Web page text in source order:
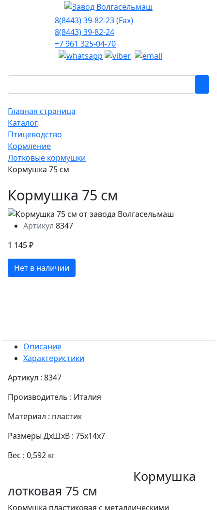
8(8443) 39-82-23 (Fax)
8(8443) 39-82-24
+7 961 325-04-70
Главная страница
Каталог
Птицеводство
Кормление
Лотковые кормушки
Кормушка 75 см
Кормушка 75 см
Артикул 8347
1 145 ₽
Нет в наличии
Описание
Характеристики
Артикул : 8347
Производитель : Италия
Материал : пластик
Размеры ДхШхВ : 75х14х7
Вес : 0,592 кг
Кормушка
лотковая 75 см
Кормушка пластиковая с металлическими